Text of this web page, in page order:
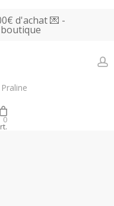
d'achat 💌 -
0
Lifestyle – Pichet en verre